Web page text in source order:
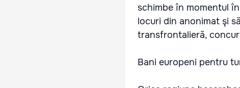
schimbe în momentul
locuri din anonimat şi
transfrontalieră,
Bani europeni pentru